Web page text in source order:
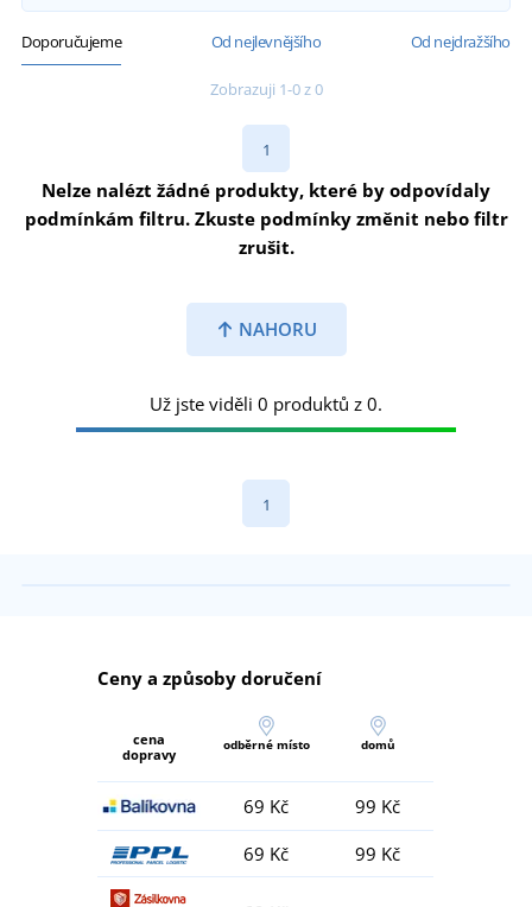
Doporučujeme Od nejlevnějšího Od nejdražšího
Zobrazuji 1-0 z 0
1
Nelze nalézt žádné produkty, které by odpovídaly
podmínkám filtru. Zkuste podmínky změnit nebo filtr
zrušit.
NAHORU
Už jste viděli 0 produktů z 0.
1
Ceny a způsoby doručení
cena
dopravy
odběrné místo domů
69 Kč
99 Kč
69 Kč
99 Kč